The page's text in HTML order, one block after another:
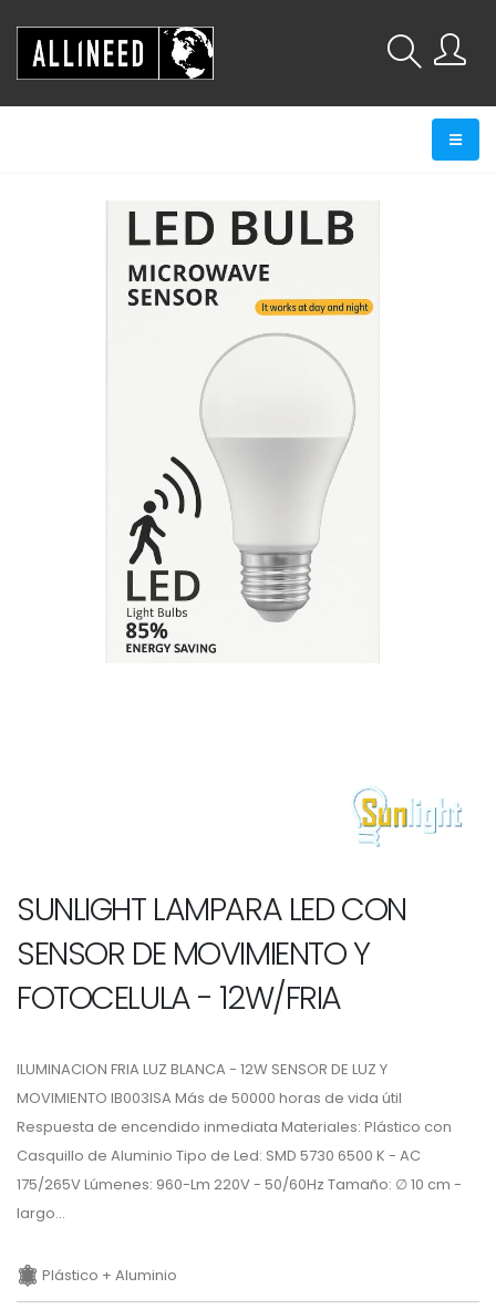
SUNLIGHT LAMPARA LED CON
SENSOR DE MOVIMIENTO Y
FOTOCELULA - 12W/FRIA
ILUMINACION FRIA LUZ BLANCA - 12W SENSOR DE LUZ Y
MOVIMIENTO IB003ISA Más de 50000 horas de vida útil
Respuesta de encendido inmediata Materiales: Plástico con
Casquillo de Aluminio Tipo de Led: SMD 5730 6500 K - AC
175/265V Lúmenes: 960-Lm 220V - 50/60Hz Tamaño: ∅ 10 cm -
largo...
Plástico + Aluminio